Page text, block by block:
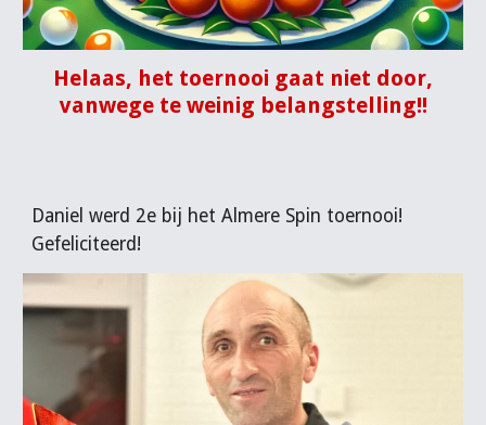
Helaas, het toernooi gaat niet door,
vanwege te weinig belangstelling!!
Danie l werd 2e bij het Almere Spin toernooi!
Gefeliciteerd!